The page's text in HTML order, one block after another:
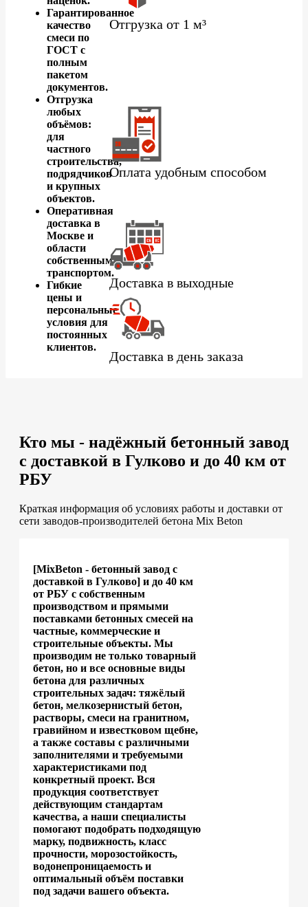
Гарантированное
качество
смеси по
ГОСТ с
полным
пакетом
документов.
Отгрузка
любых
объёмов:
для
частного
строительства,
подрядчиков
и крупных
объектов.
Оперативная
доставка в
Москве и
области
собственным
транспортом.
Гибкие
цены и
персональные
условия для
постоянных
клиентов.
Отгрузка от 1 м³
Оплата удобным способом
Доставка в выходные
Доставка в день заказа
Кто мы - надёжный бетонный завод
с доставкой в Гулково и до 40 км от
РБУ
Краткая информация об условиях работы и доставки от
сети заводов-производителей бетона Mix Beton
[MixBeton - бетонный завод с
доставкой в Гулково] и до 40 км
от РБУ с собственным
производством и прямыми
поставками бетонных смесей на
частные, коммерческие и
строительные объекты. Мы
производим не только товарный
бетон, но и все основные виды
бетона для различных
строительных задач: тяжёлый
бетон, мелкозернистый бетон,
растворы, смеси на гранитном,
гравийном и известковом щебне,
а также составы с различными
заполнителями и требуемыми
характеристиками под
конкретный проект. Вся
продукция соответствует
действующим стандартам
качества, а наши специалисты
помогают подобрать подходящую
марку, подвижность, класс
прочности, морозостойкость,
водонепроницаемость и
оптимальный объём поставки
под задачи вашего объекта.